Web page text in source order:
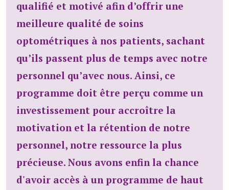
qualifié et motivé afin d’offrir une
meilleure qualité de soins
optométriques à nos patients, sachant
qu’ils passent plus de temps avec notre
personnel qu’avec nous. Ainsi, ce
programme doit être perçu comme un
investissement pour accroître la
motivation et la rétention de notre
personnel, notre ressource la plus
précieuse. Nous avons enfin la chance
d'avoir accès à un programme de haut